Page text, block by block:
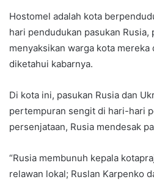
Hostomel adalah kota
hari pendudukan pasukan
menyaksikan warga kota
diketahui kabarnya.
Di kota ini, pasukan Rusia dan
pertempuran sengit di hari-hari
persenjataan, Rusia mendesak
“Rusia membunuh kepala
relawan lokal; Ruslan Karpenko